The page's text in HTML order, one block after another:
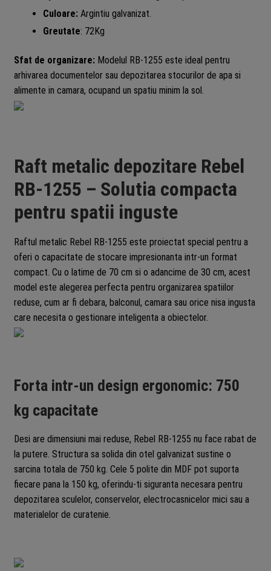
Culoare:Argintiu galvanizat.
Greutate: 72Kg
Sfat de organizare:Modelul RB-1255 este ideal pentru
arhivarea documentelor sau depozitarea stocurilor de apa si
alimente in camara, ocupand un spatiu minim la sol.
Raft metalic depozitare Rebel
RB-1255 – Solutia compacta
pentru spatii inguste
Raftul metalic Rebel RB-1255 este proiectat special pentru a
oferi o capacitate de stocare impresionanta intr-un format
compact. Cu o latime de 70 cm si o adancime de 30 cm, acest
model este alegerea perfecta pentru organizarea spatiilor
reduse, cum ar fi debara, balconul, camara sau orice nisa ingusta
care necesita o gestionare inteligenta a obiectelor.
Forta intr-un design ergonomic: 750
kg capacitate
Desi are dimensiuni mai reduse, Rebel RB-1255 nu face rabat de
la putere. Structura sa solida din otel galvanizat sustine o
sarcina totala de 750 kg. Cele 5 polite din MDF pot suporta
fiecare pana la 150 kg, oferindu-ti siguranta necesara pentru
depozitarea sculelor, conservelor, electrocasnicelor mici sau a
materialelor de curatenie.